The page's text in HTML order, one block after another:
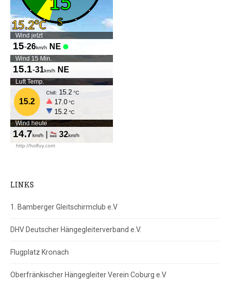
LINKS
1. Bamberger Gleitschirmclub e.V
DHV Deutscher Hängegleiterverband e.V.
Flugplatz Kronach
Oberfränkischer Hängegleiter Verein Coburg e.V